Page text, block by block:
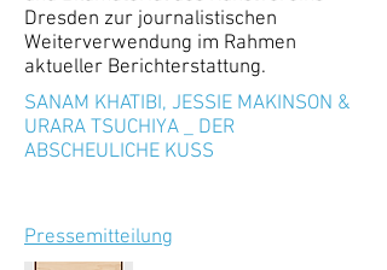
Dresden zur journalistischen
Weiterverwendung im Rahmen
aktueller Berichterstattung.
SANAM KHATIBI, JESSIE MAKINSON &
URARA TSUCHIYA _ DER
ABSCHEULICHE KUSS
Pressemitteilung